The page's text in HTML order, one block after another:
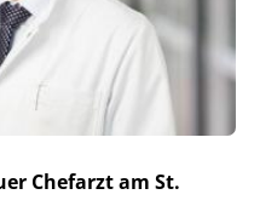
Chefarzt am St.